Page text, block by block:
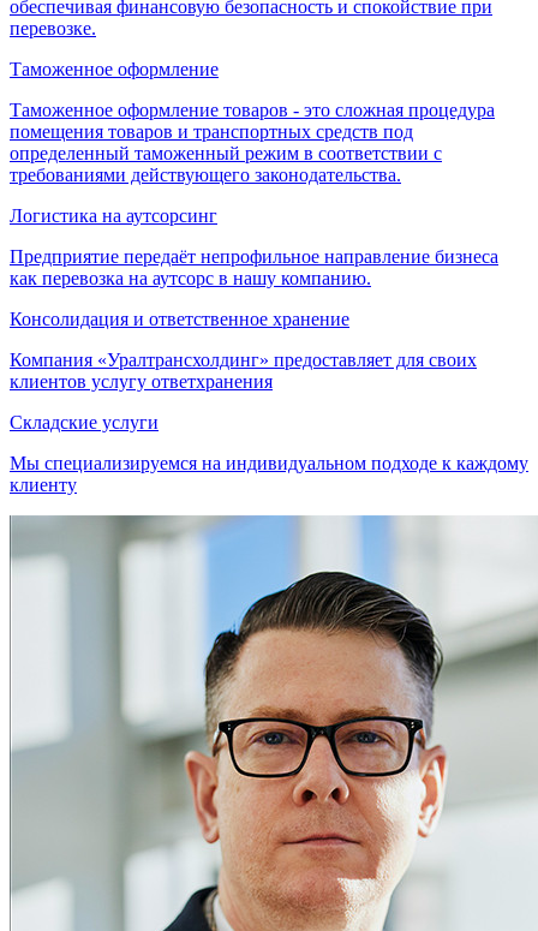
обеспечивая финансовую безопасность и спокойствие при
перевозке.
Таможенное оформление
Таможенное оформление товаров - это сложная процедура
помещения товаров и транспортных средств под
определенный таможенный режим в соответствии с
требованиями действующего законодательства.
Логистика на аутсорсинг
Предприятие передаёт непрофильное направление бизнеса
как перевозка на аутсорс в нашу компанию.
Консолидация и ответственное хранение
Компания «Уралтрансхолдинг» предоставляет для своих
клиентов услугу ответхранения
Складские услуги
Мы специализируемся на индивидуальном подходе к каждому
клиенту